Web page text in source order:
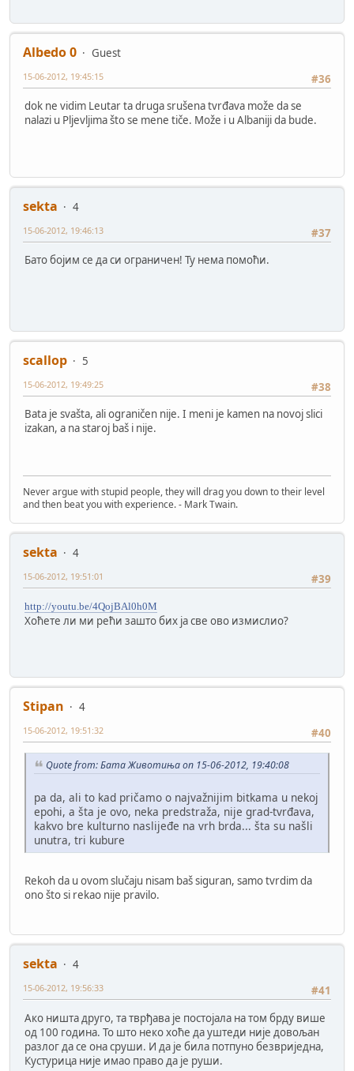
Albedo 0
Guest
#36
15-06-2012, 19:45:15
dok ne vidim Leutar ta druga srušena tvrđava može da se
nalazi u Pljevljima što se mene tiče. Može i u Albaniji da bude.
sekta
4
#37
15-06-2012, 19:46:13
Бато бојим се да си ограничен! Ту нема помоћи.
scallop
5
#38
15-06-2012, 19:49:25
Bata je svašta, ali ograničen nije. I meni je kamen na novoj slici
izakan, a na staroj baš i nije.
Never argue with stupid people, they will drag you down to their level
and then beat you with experience. - Mark Twain.
sekta
4
#39
15-06-2012, 19:51:01
http://youtu.be/4QojBAl0h0M
Хоћете ли ми рећи зашто бих ја све ово измислио?
Stipan
4
#40
15-06-2012, 19:51:32
Quote from: Бата Животиња on 15-06-2012, 19:40:08
pa da, ali to kad pričamo o najvažnijim bitkama u nekoj
epohi, a šta je ovo, neka predstraža, nije grad-tvrđava,
kakvo bre kulturno naslijeđe na vrh brda... šta su našli
unutra, tri kubure
Rekoh da u ovom slučaju nisam baš siguran, samo tvrdim da
ono što si rekao nije pravilo.
sekta
4
#41
15-06-2012, 19:56:33
Ако ништа друго, та тврђава је постојала на том брду више
од 100 година. То што неко хоће да уштеди није довољан
разлог да се она сруши. И да је била потпуно безвриједна,
Кустурица није имао право да је руши.